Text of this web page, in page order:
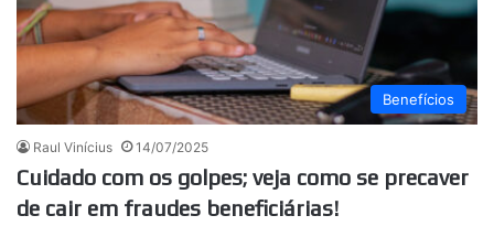
Benefícios
Raul Vinícius 14/07/2025
Cuidado com os golpes; veja como se precaver
de cair em fraudes beneficiárias!